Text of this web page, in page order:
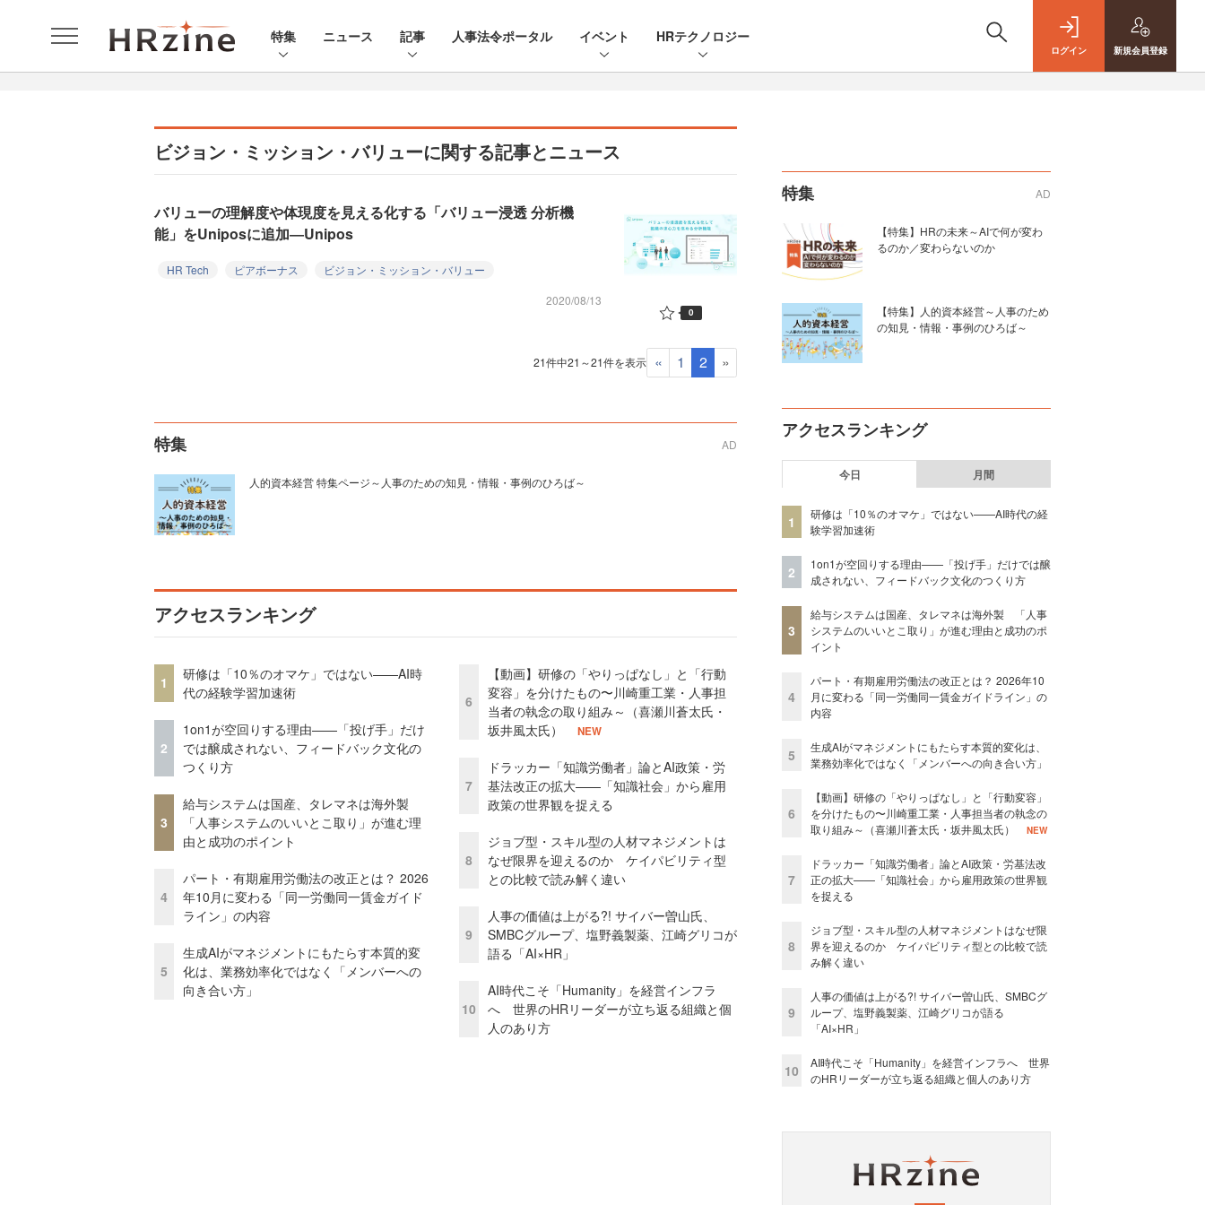
特集 ニュース 記事 人事法令ポータル イベント HRテクノロジー
ログイン 新規会員登録
ビジョン・ミッション・バリューに関する記事とニュース
バリューの理解度や体現度を見える化する「バリュー浸透 分析機
能」をUniposに追加―Unipos
HR Tech ピアボーナス
ビジョン・ミッション・バリュー
2020/08/13
0
21件中21～21件を表示 « 1 2 »
特集 AD
人的資本経営 特集ページ～人事のための知見・情報・事例のひろば～
アクセスランキング
1
研修は「10％のオマケ」ではない——AI時
代の経験学習加速術
2
1on1が空回りする理由——「投げ手」だけ
では醸成されない、フィードバック文化の
つくり方
3
給与システムは国産、タレマネは海外製
「人事システムのいいとこ取り」が進む理
由と成功のポイント
4
パート・有期雇用労働法の改正とは？ 2026
年10月に変わる「同一労働同一賃金ガイド
ライン」の内容
5
生成AIがマネジメントにもたらす本質的変
化は、業務効率化ではなく「メンバーへの
向き合い方」
6
【動画】研修の「やりっぱなし」と「行動
変容」を分けたもの〜川崎重工業・人事担
当者の執念の取り組み～（喜瀬川蒼太氏・
坂井風太氏）
NEW
7
ドラッカー「知識労働者」論とAI政策・労
基法改正の拡大——「知識社会」から雇用
政策の世界観を捉える
8
ジョブ型・スキル型の人材マネジメントは
なぜ限界を迎えるのか ケイパビリティ型
との比較で読み解く違い
9
人事の価値は上がる?! サイバー曽山氏、
SMBCグループ、塩野義製薬、江崎グリコが
語る「AI×HR」
10
AI時代こそ「Humanity」を経営インフラ
へ 世界のHRリーダーが立ち返る組織と個
人のあり方
特集 AD
【特集】HRの未来～AIで何が変わ
るのか／変わらないのか
【特集】人的資本経営～人事のため
の知見・情報・事例のひろば～
アクセスランキング
今日 月間
1
研修は「10％のオマケ」ではない——AI時代の経
験学習加速術
2
1on1が空回りする理由——「投げ手」だけでは醸
成されない、フィードバック文化のつくり方
3
給与システムは国産、タレマネは海外製 「人事
システムのいいとこ取り」が進む理由と成功のポ
イント
4
パート・有期雇用労働法の改正とは？ 2026年10
月に変わる「同一労働同一賃金ガイドライン」の
内容
5
生成AIがマネジメントにもたらす本質的変化は、
業務効率化ではなく「メンバーへの向き合い方」
6
【動画】研修の「やりっぱなし」と「行動変容」
を分けたもの〜川崎重工業・人事担当者の執念の
取り組み～（喜瀬川蒼太氏・坂井風太氏）
NEW
7
ドラッカー「知識労働者」論とAI政策・労基法改
正の拡大——「知識社会」から雇用政策の世界観
を捉える
8
ジョブ型・スキル型の人材マネジメントはなぜ限
界を迎えるのか ケイパビリティ型との比較で読
み解く違い
9
人事の価値は上がる?! サイバー曽山氏、SMBCグ
ループ、塩野義製薬、江崎グリコが語る
「AI×HR」
10
AI時代こそ「Humanity」を経営インフラへ 世界
のHRリーダーが立ち返る組織と個人のあり方